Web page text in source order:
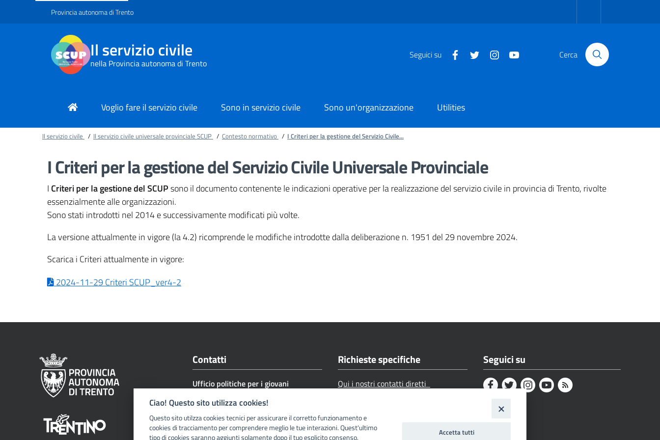
Provincia autonoma di Trento
Il servizio civile
nella Provincia autonoma di Trento
Seguici su Cerca
Voglio fare il servizio civile Sono in servizio civile Sono un'organizzazione Utilities
Il servizio civile / Il servizio civile universale provinciale SCUP / Contesto normativo / I Criteri per la gestione del Servizio Civile...
I Criteri per la gestione del Servizio Civile Universale Provinciale
I Criteri per la gestione del SCUPsono il documento contenente le indicazioni operative per la realizzazione del servizio civile in provincia di Trento, rivolte
essenzialmente alle organizzazioni.
Sono stati introdotti nel 2014 e successivamente modificati più volte.
La versione attualmente in vigore (la 4.2) ricomprende le modifiche introdotte dalla deliberazione n. 1951 del 29 novembre 2024.
Scarica i Criteri attualmente in vigore:
2024-11-29 Criteri SCUP_ver4-2
Contatti
Ufficio politiche per i giovani
Tel. +39 0461 493100
uff.serviziocivile@provincia.tn.it
Richieste specifiche
Qui i nostri contatti diretti
Seguici su
Ciao! Questo sito utilizza cookies!
Questo sito utilzza cookies tecnici per assicurare il corretto funzionamento e
cookies di tracciamento per comprendere meglio le tue interazioni. Quest'ultimo
tipo di cookies saranno aggiunti solamente dopo il tuo esplicito consenso.
Accetta tutti